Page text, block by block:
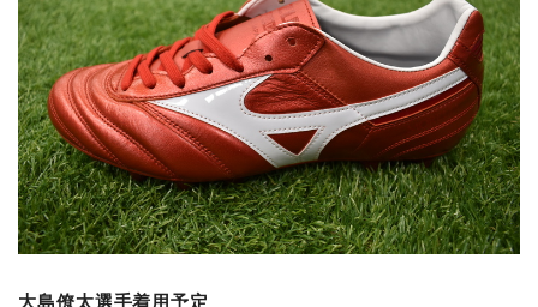
大島僚太選手着用予定